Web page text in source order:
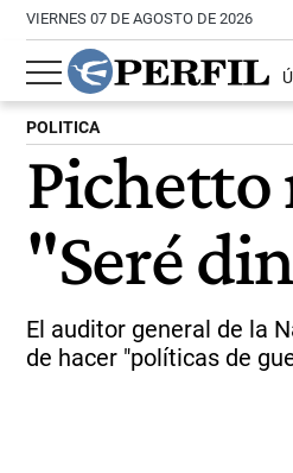
VIERNES 07 DE AGOSTO DE 2026
POLITICA
Pichetto
"Seré
El auditor general de la
de hacer "políticas de